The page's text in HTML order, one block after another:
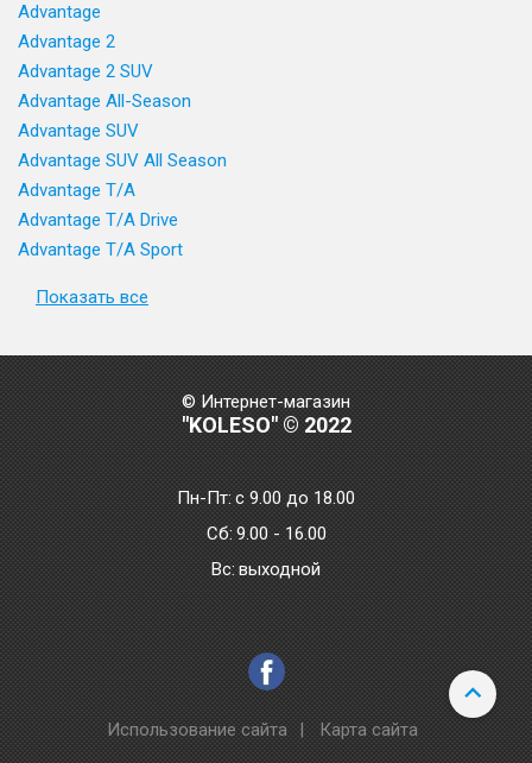
Advantage
Advantage 2
Advantage 2 SUV
Advantage All-Season
Advantage SUV
Advantage SUV All Season
Advantage T/A
Advantage T/A Drive
Advantage T/A Sport
Показать все
© Интернет-магазин
"KOLESO" © 2022
Пн-Пт:с 9.00 до 18.00
Сб: 9.00 - 16.00
Bc: выходной
Использование сайта | Карта сайта